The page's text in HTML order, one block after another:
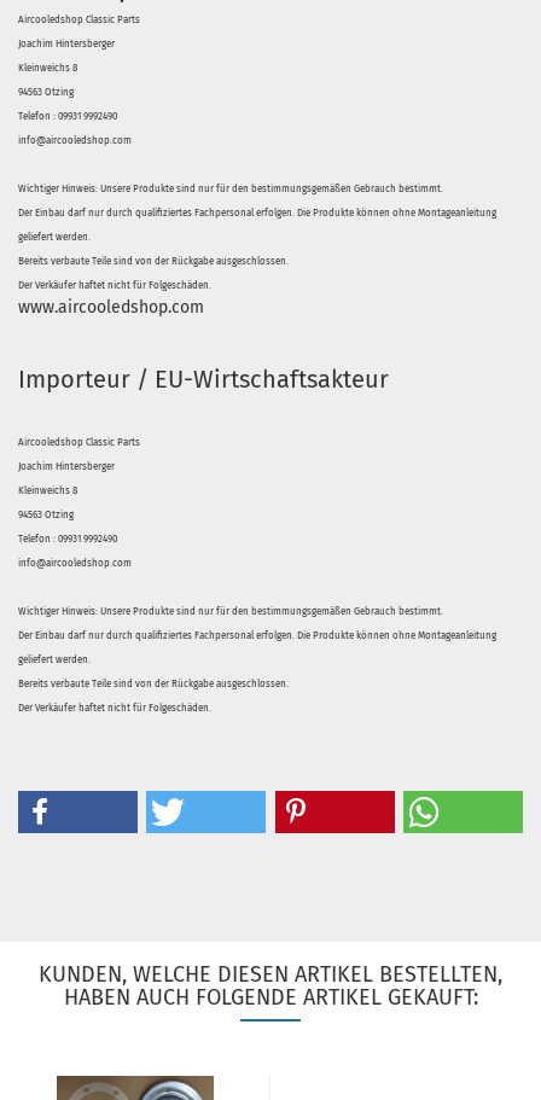
Aircooledshop Classic Parts
Joachim Hintersberger
Kleinweichs 8
94563 Otzing
Telefon : 09931 9992490
info@aircooledshop.com
Wichtiger Hinweis: Unsere Produkte sind nur für den bestimmungsgemäßen Gebrauch bestimmt.
Der Einbau darf nur durch qualifiziertes Fachpersonal erfolgen. Die Produkte können ohne Montageanleitung
geliefert werden.
Bereits verbaute Teile sind von der Rückgabe ausgeschlossen.
Der Verkäufer haftet nicht für Folgeschäden.
www.aircooledshop.com
Importeur / EU-Wirtschaftsakteur
Aircooledshop Classic Parts
Joachim Hintersberger
Kleinweichs 8
94563 Otzing
Telefon : 09931 9992490
info@aircooledshop.com
Wichtiger Hinweis: Unsere Produkte sind nur für den bestimmungsgemäßen Gebrauch bestimmt.
Der Einbau darf nur durch qualifiziertes Fachpersonal erfolgen. Die Produkte können ohne Montageanleitung
geliefert werden.
Bereits verbaute Teile sind von der Rückgabe ausgeschlossen.
Der Verkäufer haftet nicht für Folgeschäden.
KUNDEN, WELCHE DIESEN ARTIKEL BESTELLTEN,
HABEN AUCH FOLGENDE ARTIKEL GEKAUFT: